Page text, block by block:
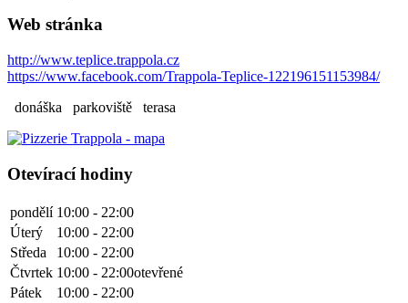
Web stránka
http://www.teplice.trappola.cz
https://www.facebook.com/Trappola-Teplice-122196151153984/
donáška
parkoviště terasa
Otevírací hodiny
pondělí 10:00 - 22:00
Úterý
10:00 - 22:00
Středa
10:00 - 22:00
Čtvrtek 10:00 - 22:00otevřené
Pátek
10:00 - 22:00